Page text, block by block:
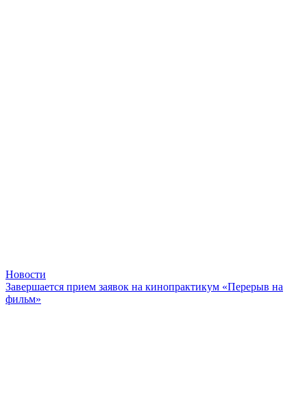
Новости
Завершается прием заявок на кинопрактикум «Перерыв на
фильм»